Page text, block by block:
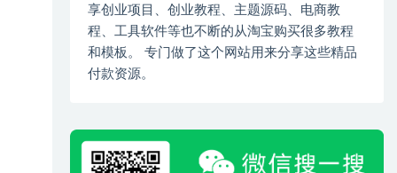
享创业项目、创业教程、主题源码、电商教
程、工具软件等也不断的从淘宝购买很多教程
和模板。 专门做了这个网站用来分享这些精品
付款资源。